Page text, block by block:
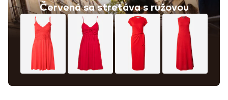
Červená sa stretáva s ružovou